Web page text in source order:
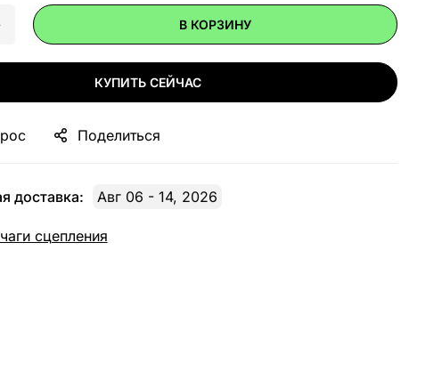
В КОРЗИНУ
КУПИТЬ СЕЙЧАС
Поделиться
доставка: Авг 06 - 14, 2026
сцепления